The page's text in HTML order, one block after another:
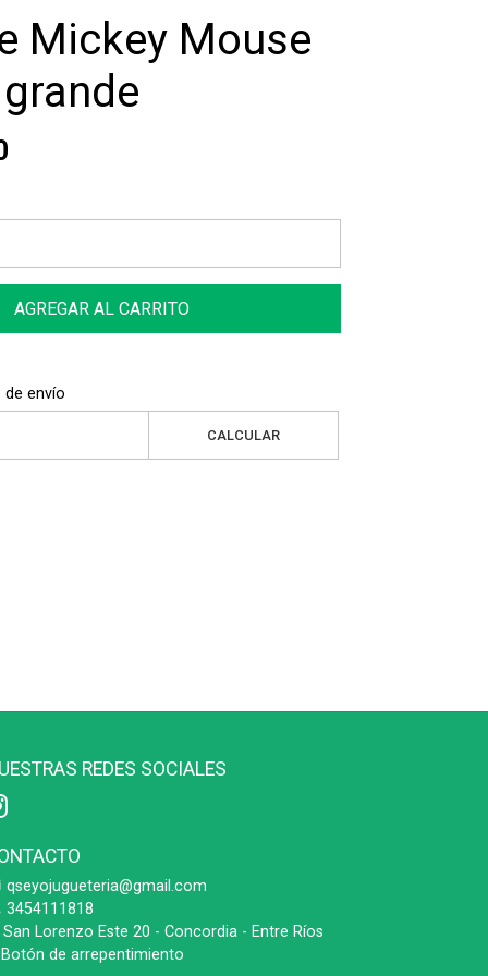
Mickey Mouse
AGREGAR AL CARRITO
envío
CALCULAR
REDES SOCIALES
qseyojugueteria@gmail.com
3454111818
San Lorenzo Este 20 - Concordia - Entre Ríos
de arrepentimiento